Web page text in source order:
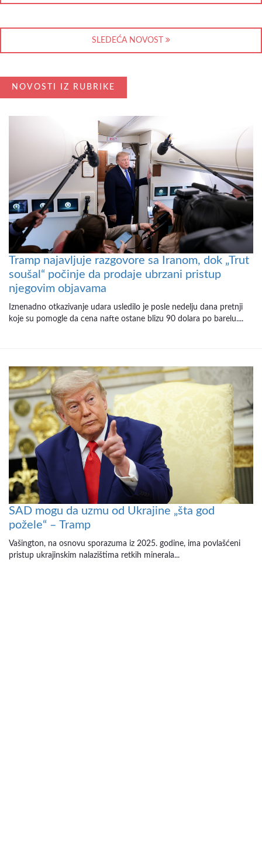
SLEDEĆA NOVOST
NOVOSTI IZ RUBRIKE
Tramp najavljuje razgovore sa Iranom, dok „Trut
soušal“ počinje da prodaje ubrzani pristup
njegovim objavama
Iznenadno otkazivanje udara usledilo je posle nedelju dana pretnji
koje su pomogle da cena nafte ostane blizu 90 dolara po barelu....
SAD mogu da uzmu od Ukrajine „šta god
požele“ – Tramp
Vašington, na osnovu sporazuma iz 2025. godine, ima povlašćeni
pristup ukrajinskim nalazištima retkih minerala...